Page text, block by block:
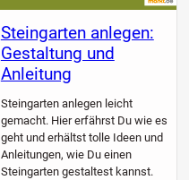
Steingarten anlegen:
Gestaltung und
Anleitung
Steingarten anlegen leicht
gemacht. Hier erfährst Du wie es
geht und erhältst tolle Ideen und
Anleitungen, wie Du einen
Steingarten gestaltest kannst.